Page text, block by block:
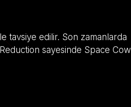
tavsiye edilir. Son zamanlarda
sayesinde Space Cow